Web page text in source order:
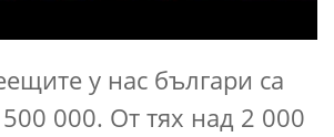
у нас българи са
000. От тях над 2 000